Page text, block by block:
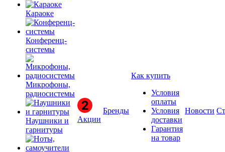
Караоке
Конференц-
системы
Микрофоны,
радиосистемы
Наушники и
гарнитуры
Акции
Бренды
Как купить
Условия
оплаты
Условия
доставки
Гарантия
на товар
Новости